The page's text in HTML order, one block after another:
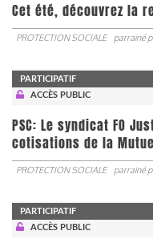
Cet été, découvrez la
PROTECTION SOCIALE parrainé
PARTICIPATIF
ACCÈS PUBLIC
PSC: Le syndicat FO
cotisations de la
PROTECTION SOCIALE parrainé
PARTICIPATIF
ACCÈS PUBLIC